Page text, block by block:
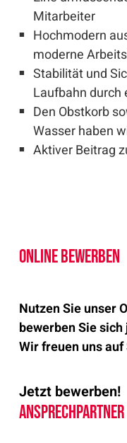
Mitarbeiter
Hochmodern
moderne
Stabilität und
Laufbahn durch
Den Obstkorb
Wasser haben
Aktiver Beitrag
Online Bewerben
Nutzen Sie unser
bewerben Sie
Wir freuen uns auf
Jetzt bewerben!